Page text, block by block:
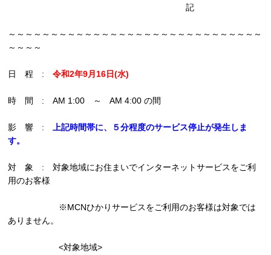
記
～～～～～～～～～～～～～～～～～～～～～～～～～～～～～～
～～～～
日 程 :令和2年9月16日(水)
時 間 : AM 1:00 ～ AM 4:00 の間
影 響 :上記時間帯に、５分程度のサービス停止が発生しま
す。
対 象 : 対象地域にお住まいでインターネットサービスをご利
用のお客様
※MCNひかりサービスをご利用のお客様は対象では
ありません。
<対象地域>